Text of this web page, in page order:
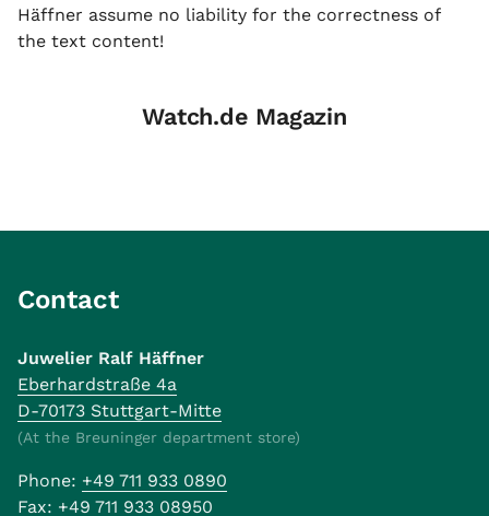
Häffner assume no liability for the correctness of
the text content!
Watch.de Magazin
Contact
Juwelier Ralf Häffner
Eberhardstraße 4a
D-70173 Stuttgart-Mitte
(At the Breuninger department store)
Phone: +49 711 933 0890
Fax: +49 711 933 08950